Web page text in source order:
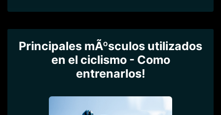
Principales mÃºsculos utilizados
en el ciclismo - Como
entrenarlos!